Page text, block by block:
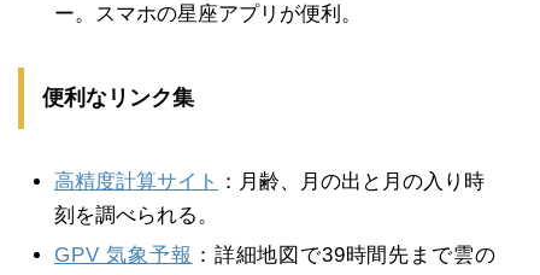
ー。スマホの星座アプリが便利。
便利なリンク集
高精度計算サイト ：月齢、月の出と月の入り時
刻を調べられる。
GPV 気象予報 ：詳細地図で39時間先まで雲の